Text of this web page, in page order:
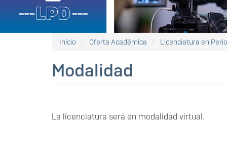
Inicio Oferta Académica Licenciatura en
Modalidad
La licenciatura será en modalidad virtual.